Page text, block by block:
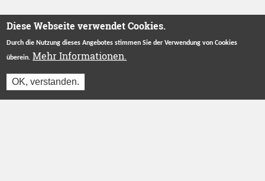
Diese Webseite verwendet Cookies.
Durch die Nutzung dieses Angebotes stimmen Sie der Verwendung von Cookies
überein. Mehr Informationen.
OK, verstanden.